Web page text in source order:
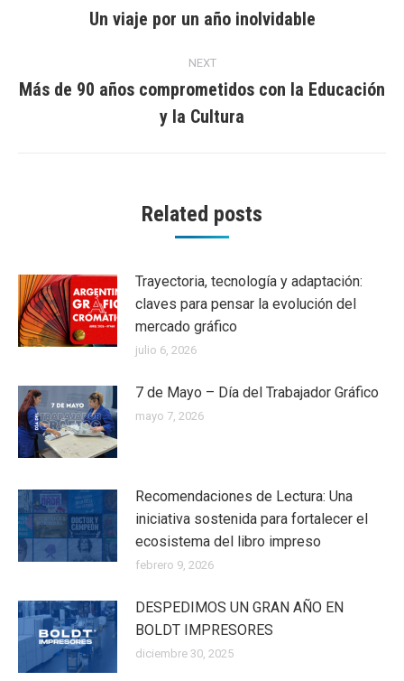
navigation
Previous
Un viaje por un año inolvidable
NEXT
post:
Más de 90 años comprometidos con la Educación
y la Cultura
Related posts
Trayectoria, tecnología y adaptación:
claves para pensar la evolución del
mercado gráfico
julio 6, 2026
7 de Mayo – Día del Trabajador Gráfico
mayo 7, 2026
Recomendaciones de Lectura: Una
iniciativa sostenida para fortalecer el
ecosistema del libro impreso
febrero 9, 2026
DESPEDIMOS UN GRAN AÑO EN
BOLDT IMPRESORES
diciembre 30, 2025